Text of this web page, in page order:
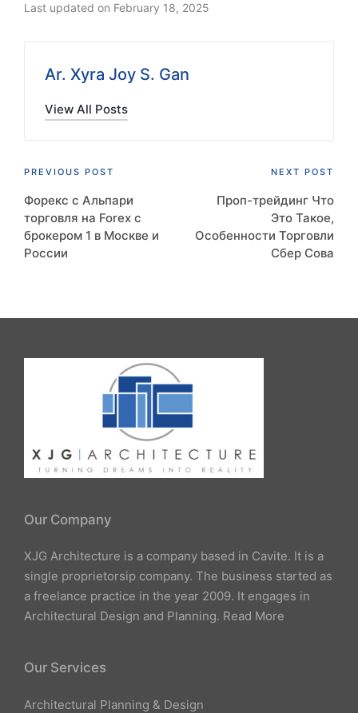
Last updated on February 18, 2025
Ar. Xyra Joy S. Gan
View All Posts
Post
navigation
PREVIOUS POST
Форекс с Альпари
торговля на Forex с
брокером 1 в Москве и
России
NEXT POST
Проп-трейдинг Что
Это Такое,
Особенности Торговли
Сбер Сова
Our Company
XJG Architecture is a company based in Cavite. It is a
single proprietorsip company. The business started as
a freelance practice in the year 2009. It engages in
Architectural Design and Planning. Read More
Our Services
Architectural Planning & Design